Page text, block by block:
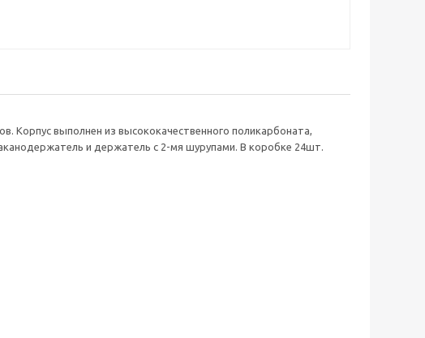
Корпус выполнен из высококачественного поликарбоната,
и держатель с 2-мя шурупами. В коробке 24шт.